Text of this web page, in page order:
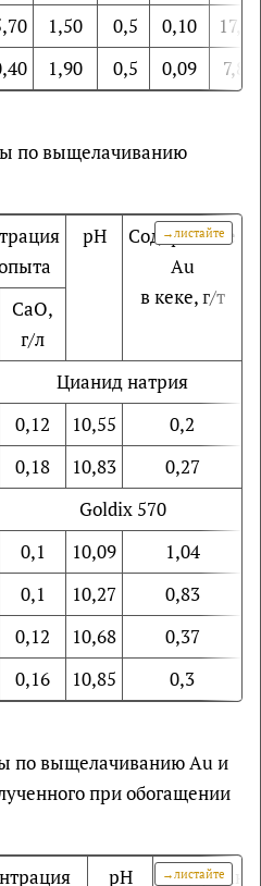
1,50 0,5 0,10
17,70
1,90 0,5 0,09 7,80
по выщелачиванию
рН
Содержание
Au
в кеке, г/т
СaO,
г/л
Цианид натрия
0,12 10,55
0,2
0,18 10,83
0,27
Goldix 570
0,1 10,09
1,04
0,1 10,27
0,83
0,12 10,68
0,37
0,16 10,85 0,3
по выщелачиванию Au и
при обогащении
рН